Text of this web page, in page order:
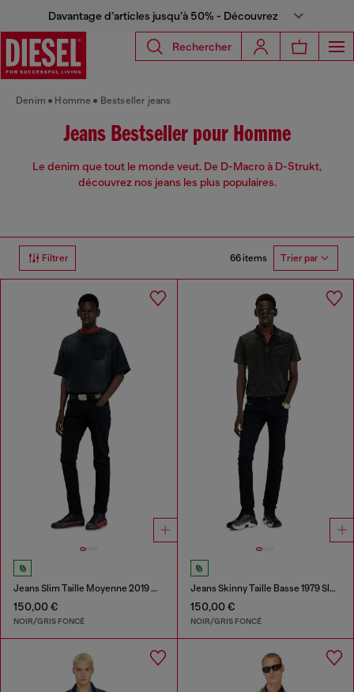
Davantage d’articles jusqu’à 50% - Découvrez
Rechercher
Denim Homme Bestseller jeans
Jeans Bestseller pour Homme
Le denim que tout le monde veut. De D-Macro à D-Strukt,
découvrez nos jeans les plus populaires.
Filtrer 66 items Trier par
Jeans Slim Taille Moyenne 2019 D-Strukt
150,00 €
NOIR/GRIS FONCÉ
Jeans Skinny Taille Basse 1979 Sleenker
150,00 €
NOIR/GRIS FONCÉ